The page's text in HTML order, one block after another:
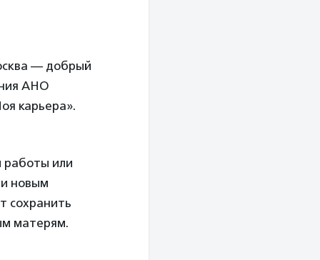
— добрый
АНО
карьера».
работы или
новым
сохранить
матерям.